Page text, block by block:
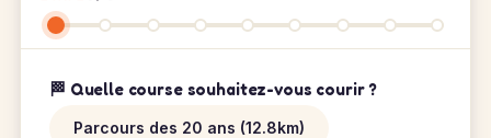
🏁 Quelle course souhaitez-vous courir ?
Parcours des 20 ans (12.8km)